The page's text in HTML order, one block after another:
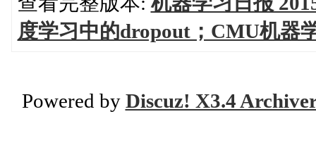
度学习中的dropout；CMU机器
Powered by Discuz! X3.4